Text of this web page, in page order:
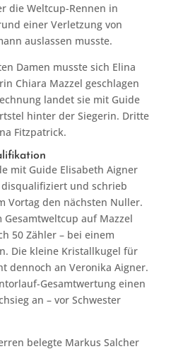
die Weltcup-Rennen in
einer Verletzung von
auslassen musste.
Damen musste sich Elina
Chiara Mazzel geschlagen
landet sie mit Guide
hinter der Siegerin. Dritte
Fitzpatrick.
mit Guide Elisabeth Aigner
und schrieb
Vortag den nächsten Nuller.
auf Mazzel
50 Zähler – bei einem
Die kleine Kristallkugel für
dennoch an Veronika Aigner.
Gesamtwertung einen
an – vor Schwester
belegte Markus Salcher